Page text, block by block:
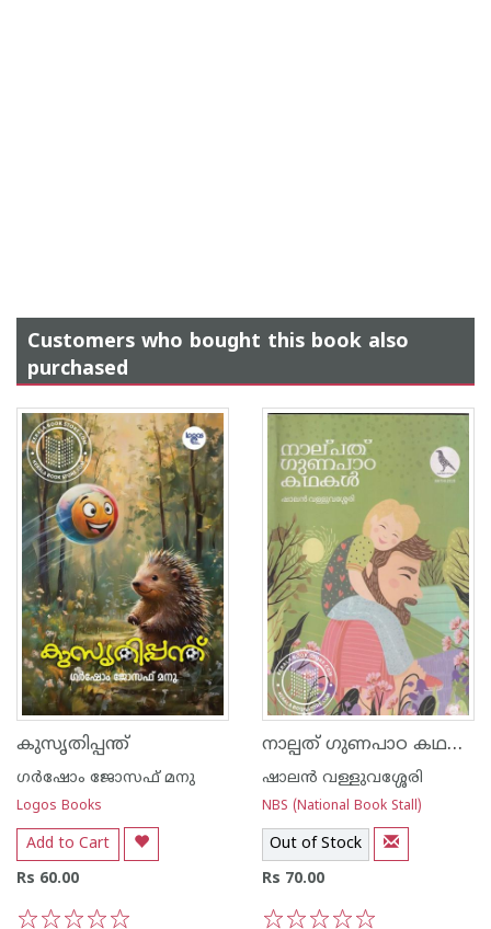
Customers who bought this book also
purchased
കുസൃതിപ്പന്ത്
ഗർഷോം ജോസഫ് മനു
Logos Books
Add to Cart
Rs 60.00
നാല്പത് ഗുണപാഠ കഥകൾ
ഷാലന്‍ വള്ളുവശ്ശേരി
NBS (National Book Stall)
Out of Stock
Rs 70.00